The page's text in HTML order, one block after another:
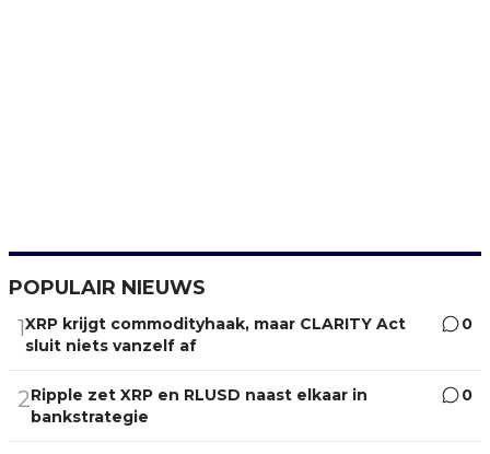
POPULAIR NIEUWS
1XRP krijgt commodityhaak, maar CLARITY Act
sluit niets vanzelf af
0
2Ripple zet XRP en RLUSD naast elkaar in
bankstrategie
0